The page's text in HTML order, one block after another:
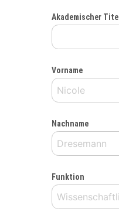
Akademischer Titel
Vorname
Nachname
Funktion